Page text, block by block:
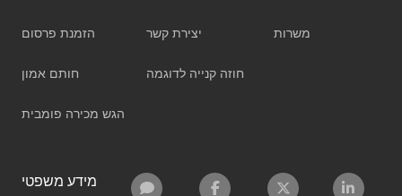
הזמנת פרסום
חותם אמון
הגש מכירה פומבית
יצירת קשר
חוזה קנייה לדוגמה
משרות
מידע משפטי